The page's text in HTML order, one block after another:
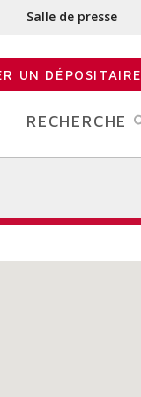
Salle de presse
UN DÉPOSITAIRE
RECHERCHE